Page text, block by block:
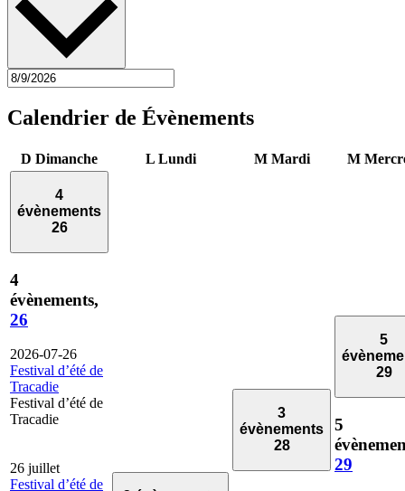
Calendrier de Évènements
D Dimanche L Lundi M Mardi M
4
évènements
26
4
évènements,
26
2026-07-26
Festival d’été de
Tracadie
Festival d’été de
Tracadie
26 juillet
Festival d’été de
3
évènements
28
5
29
5
29